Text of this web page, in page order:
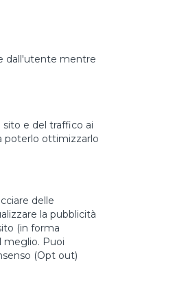
dall'utente mentre
e del traffico ai
poterlo ottimizzarlo
delle
la pubblicità
(in forma
meglio. Puoi
(Opt out)